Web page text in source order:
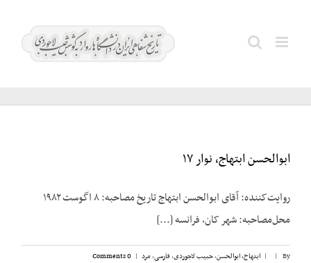
سروری؛
ابوالحسن ابتهاج، نوار ۱۷
روایت‌کننده: آقای ابوالحسن ابتهاج تاریخ مصاحبه: ۸ اگوست ۱۹۸۲
محل‌مصاحبه: شهر کان، فرانسه [...]
By
|
| ابتهاج، ابوالحسن,حبیب لاجوردی,فارسی,مرد |
0 Comments